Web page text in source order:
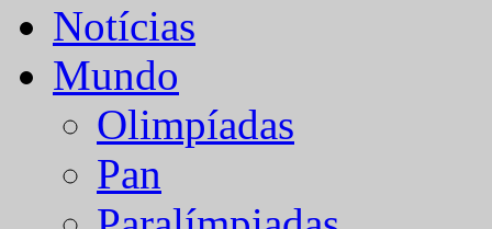
Notícias
Mundo
Olimpíadas
Pan